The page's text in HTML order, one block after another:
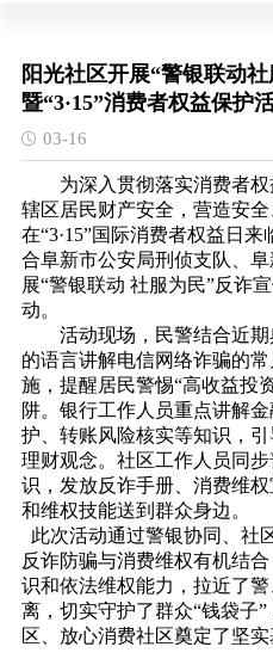
阳光社区开展“警银联动
暨“3·15”消费者权益保护
03-16
为深入贯彻落实消费者
辖区居民财产安全，营造安
在“3·15”国际消费者权益日
合阜新市公安局刑侦支队、
展“警银联动 社服为民”反诈
动。
活动现场，民警结合近
的语言讲解电信网络诈骗的
施，提醒居民警惕“高收益投
阱。银行工作人员重点讲解
护、转账风险核实等知识，
理财观念。社区工作人员同
识，发放反诈手册、消费维
和维权技能送到群众身边。
此次活动通过警银协同、社
反诈防骗与消费维权有机结
识和依法维权能力，拉近了
离，切实守护了群众“钱袋子
区、放心消费社区奠定了坚实